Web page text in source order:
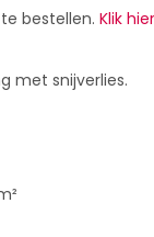
bestellen. Klik
met snijverlies.